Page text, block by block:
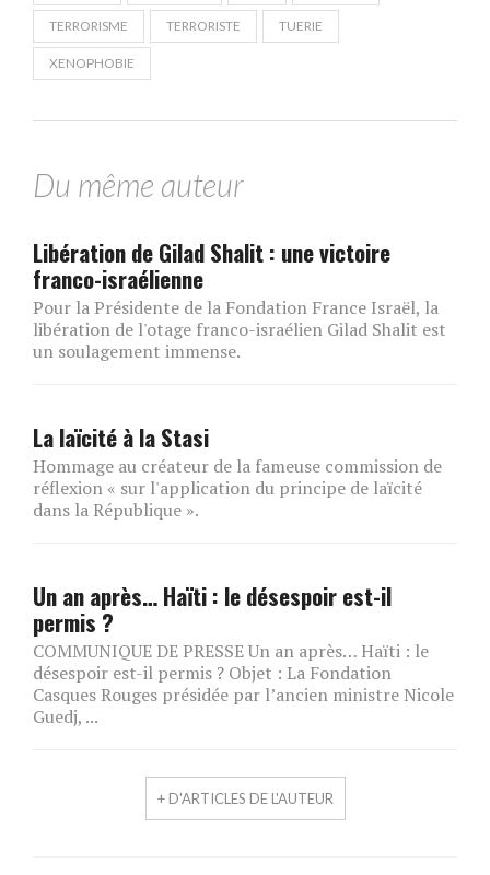
TERRORISME TERRORISTE TUERIE
XENOPHOBIE
Du même auteur
Libération de Gilad Shalit : une victoire
franco-israélienne
Pour la Présidente de la Fondation France Israël, la
libération de l'otage franco-israélien Gilad Shalit est
un soulagement immense.
La laïcité à la Stasi
Hommage au créateur de la fameuse commission de
réflexion « sur l'application du principe de laïcité
dans la République ».
Un an après… Haïti : le désespoir est-il
permis ?
COMMUNIQUE DE PRESSE Un an après… Haïti : le
désespoir est-il permis ? Objet : La Fondation
Casques Rouges présidée par l’ancien ministre Nicole
Guedj, ...
+ D'ARTICLES DE L'AUTEUR